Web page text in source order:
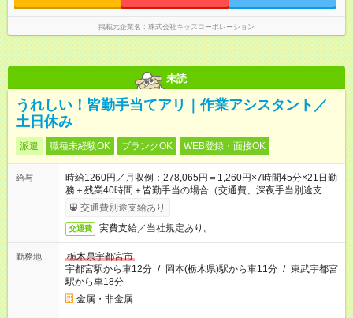
掲載元企業名 株式会社キッズコーポレーション
未読
うれしい！皆勤手当てアリ｜作業アシスタント／
土日休み
派遣 職種未経験OK ブランクOK WEB登録・面接OK
給与
時給1260円／月収例：278,065円＝1,260円×7時間45分×21日勤
務＋残業40時間＋皆勤手当の場合（交通費、深夜手当別途支
給）交通費別途支給あり
交通費 実費支給／当社規定あり。
勤務地
栃木県宇都宮市
宇都宮駅から車12分 / 岡本(栃木県)駅から車11分 / 東武宇都宮
駅から車18分
金属・非金属